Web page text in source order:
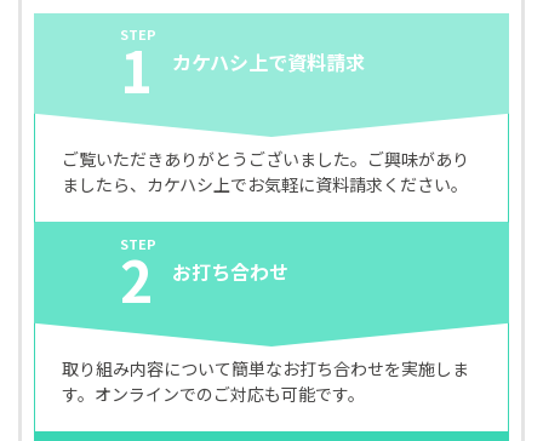
STEP
1 カケハシ上で資料請求
ご覧いただきありがとうございました。ご興味があり
ましたら、カケハシ上でお気軽に資料請求ください。
STEP
2 お打ち合わせ
取り組み内容について簡単なお打ち合わせを実施しま
す。オンラインでのご対応も可能です。